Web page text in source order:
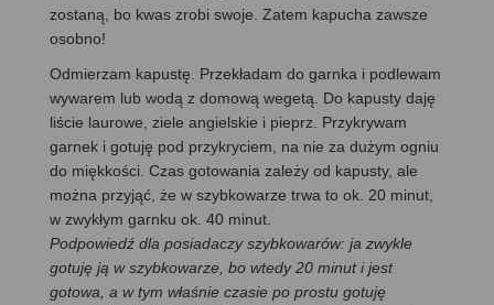
zostaną, bo kwas zrobi swoje. Zatem kapucha zawsze
osobno!
Odmierzam kapustę. Przekładam do garnka i podlewam
wywarem lub wodą z domową wegetą. Do kapusty daję
liście laurowe, ziele angielskie i pieprz. Przykrywam
garnek i gotuję pod przykryciem, na nie za dużym ogniu
do miękkości. Czas gotowania zależy od kapusty, ale
można przyjąć, że w szybkowarze trwa to ok. 20 minut,
w zwykłym garnku ok. 40 minut.
Podpowiedź dla posiadaczy szybkowarów: ja zwykle
gotuję ją w szybkowarze, bo wtedy 20 minut i jest
gotowa, a w tym właśnie czasie po prostu gotuję